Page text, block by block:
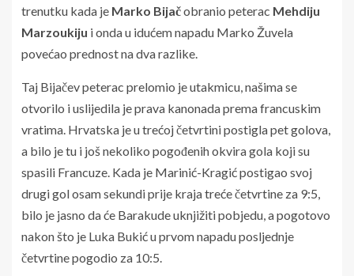
trenutku kada je Marko Bijačobranio peterac Mehdiju
Marzoukiju i onda u idućem napadu Marko Žuvela
povećao prednost na dva razlike.
Taj Bijačev peterac prelomio je utakmicu, našima se
otvorilo i uslijedila je prava kanonada prema francuskim
vratima. Hrvatska je u trećoj četvrtini postigla pet golova,
a bilo je tu i još nekoliko pogođenih okvira gola koji su
spasili Francuze. Kada je Marinić-Kragić postigao svoj
drugi gol osam sekundi prije kraja treće četvrtine za 9:5,
bilo je jasno da će Barakude uknjižiti pobjedu, a pogotovo
nakon što je Luka Bukić u prvom napadu posljednje
četvrtine pogodio za 10:5.